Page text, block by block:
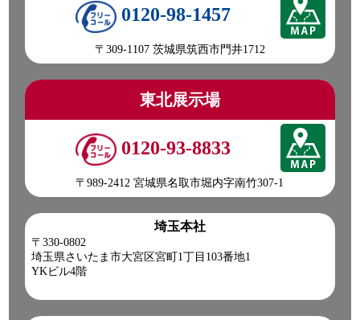
突然の天気の急変にご注意ください。
皆さん今日も一日ご安全に‼
●本日ご紹介車両●
ニック製 3段ブーム ラジコン付(無線) フックイン
「HP見て」とお伝えいただけるとスムーズです❗
現場で活躍間違いナシな
【商品番号:14155】クレーン付 平ボディ H12 ダイナ タダノ
製 4段ブーム フックイン 差し違いアウトリガー
☎0120-93-8833 営業担当:眞籠
0120-98-1457
〒309-1107 茨城県筑西市門井1712
東北展示場
0120-93-8833
〒989-2412 宮城県名取市堀内字南竹307-1
埼玉本社
〒330-0802
埼玉県さいたま市大宮区宮町1丁目103番地1
YKビル4階